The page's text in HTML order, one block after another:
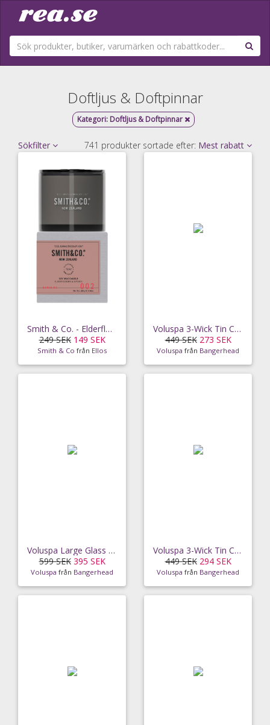
Doftljus & Doftpinnar
Kategori: Doftljus & Doftpinnar
Sökfilter 741 produkter sortade efter: Mest rabatt
Smith & Co. - Elderflower & Lychee Candle 50h
249 SEK 149 SEK
Smith & Co från Ellos
Voluspa 3-Wick Tin Candle Crisp Champagne 40h
449 SEK 273 SEK
Voluspa från Bangerhead
Voluspa Large Glass Jar Candle White Cypress 100h
599 SEK 395 SEK
Voluspa från Bangerhead
Voluspa 3-Wick Tin Candle Saijo Persimmon 40h
449 SEK 294 SEK
Voluspa från Bangerhead